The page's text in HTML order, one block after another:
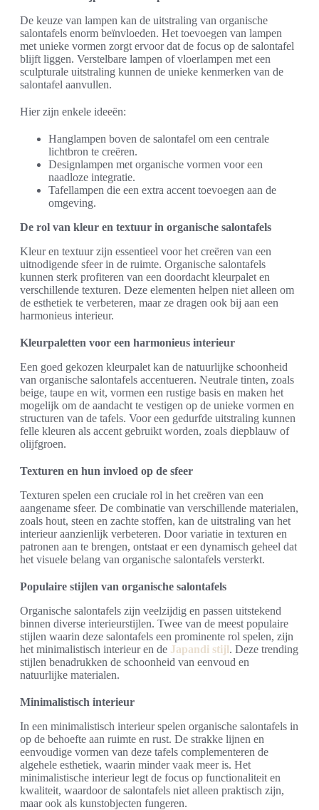
De keuze van lampen kan de uitstraling van organische
salontafels enorm beïnvloeden. Het toevoegen van lampen
met unieke vormen zorgt ervoor dat de focus op de salontafel
blijft liggen. Verstelbare lampen of vloerlampen met een
sculpturale uitstraling kunnen de unieke kenmerken van de
salontafel aanvullen.
Hier zijn enkele ideeën:
Hanglampen boven de salontafel om een centrale
lichtbron te creëren.
Designlampen met organische vormen voor een
naadloze integratie.
Tafellampen die een extra accent toevoegen aan de
omgeving.
De rol van kleur en textuur in organische salontafels
Kleur en textuur zijn essentieel voor het creëren van een
uitnodigende sfeer in de ruimte. Organische salontafels
kunnen sterk profiteren van een doordacht kleurpalet en
verschillende texturen. Deze elementen helpen niet alleen om
de esthetiek te verbeteren, maar ze dragen ook bij aan een
harmonieus interieur.
Kleurpaletten voor een harmonieus interieur
Een goed gekozen kleurpalet kan de natuurlijke schoonheid
van organische salontafels accentueren. Neutrale tinten, zoals
beige, taupe en wit, vormen een rustige basis en maken het
mogelijk om de aandacht te vestigen op de unieke vormen en
structuren van de tafels. Voor een gedurfde uitstraling kunnen
felle kleuren als accent gebruikt worden, zoals diepblauw of
olijfgroen.
Texturen en hun invloed op de sfeer
Texturen spelen een cruciale rol in het creëren van een
aangename sfeer. De combinatie van verschillende materialen,
zoals hout, steen en zachte stoffen, kan de uitstraling van het
interieur aanzienlijk verbeteren. Door variatie in texturen en
patronen aan te brengen, ontstaat er een dynamisch geheel dat
het visuele belang van organische salontafels versterkt.
Populaire stijlen van organische salontafels
Organische salontafels zijn veelzijdig en passen uitstekend
binnen diverse interieurstijlen. Twee van de meest populaire
stijlen waarin deze salontafels een prominente rol spelen, zijn
het minimalistisch interieur en de Japandi stijl. Deze trending
stijlen benadrukken de schoonheid van eenvoud en
natuurlijke materialen.
Minimalistisch interieur
In een minimalistisch interieur spelen organische salontafels in
op de behoefte aan ruimte en rust. De strakke lijnen en
eenvoudige vormen van deze tafels complementeren de
algehele esthetiek, waarin minder vaak meer is. Het
minimalistische interieur legt de focus op functionaliteit en
kwaliteit, waardoor de salontafels niet alleen praktisch zijn,
maar ook als kunstobjecten fungeren.